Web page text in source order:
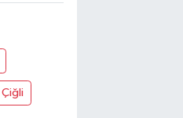
Çiğli